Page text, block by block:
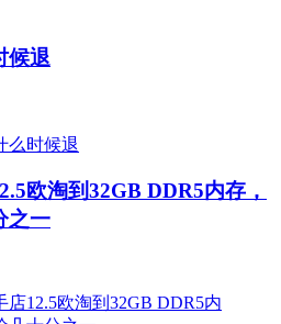
候退
欧淘到32GB DDR5内存，
之一